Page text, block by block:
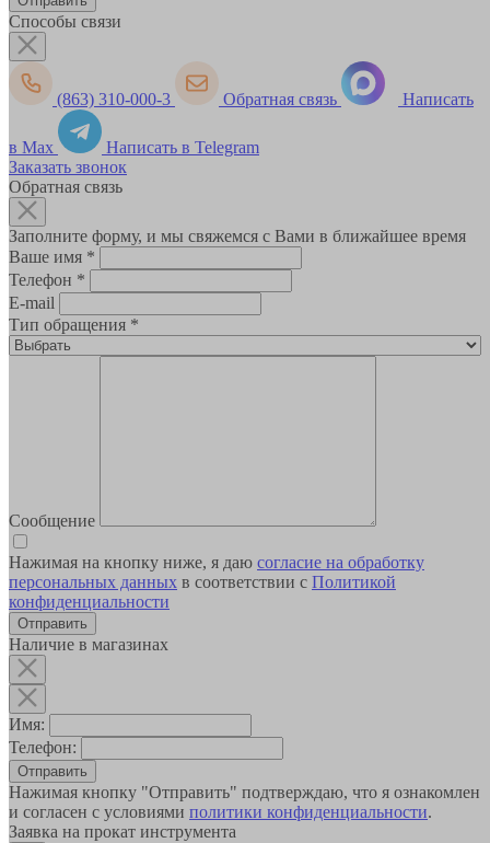
Способы связи
(863) 310-000-3 Обратная связь Написать
в Max
Написать в Telegram
Заказать звонок
Обратная связь
Заполните форму, и мы свяжемся с Вами в ближайшее время
Ваше имя *
Телефон *
E-mail
Тип обращения *
Сообщение
Нажимая на кнопку ниже, я даю согласие на обработку
персональных данных в соответствии с Политикой
конфиденциальности
Наличие в магазинах
Имя:
Телефон:
Отправить
Нажимая кнопку "Отправить" подтверждаю, что я ознакомлен
и согласен с условиями политики конфиденциальности.
Заявка на прокат инструмента